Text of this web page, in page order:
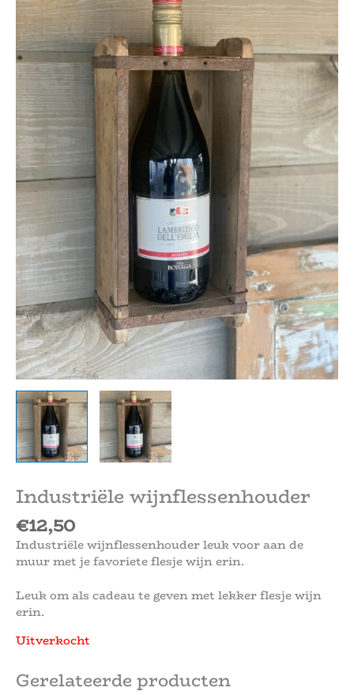
Industriële wijnflessenhouder
€12,50
Industriële wijnflessenhouder leuk voor aan de
muur met je favoriete flesje wijn erin.
Leuk om als cadeau te geven met lekker flesje wijn
erin.
Uitverkocht
Gerelateerde producten